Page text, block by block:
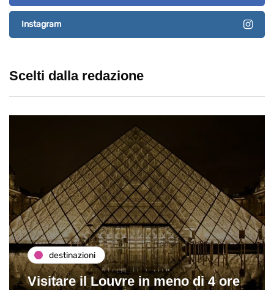
Instagram
Scelti dalla redazione
destinazioni
Visitare il Louvre in meno di 4 ore